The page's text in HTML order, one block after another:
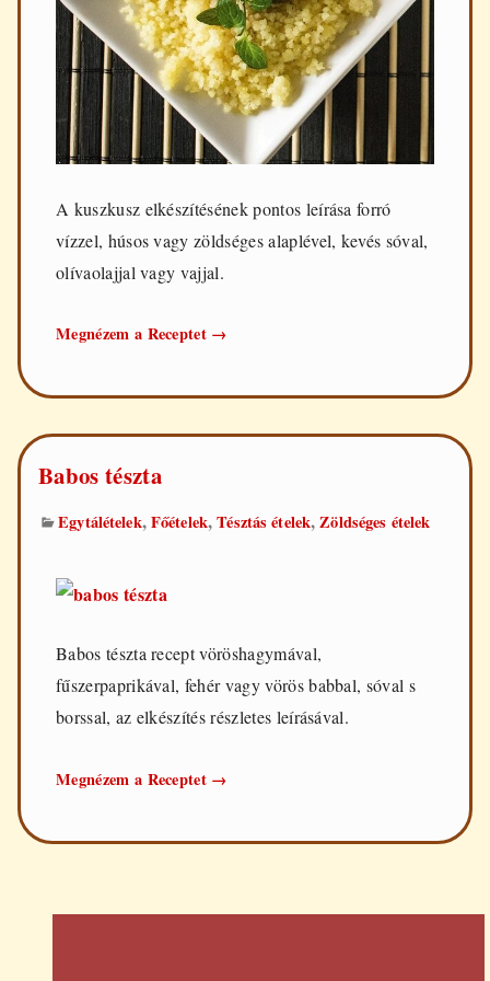
A kuszkusz elkészítésének pontos leírása forró
vízzel, húsos vagy zöldséges alaplével, kevés sóval,
olívaolajjal vagy vajjal.
Megnézem a Receptet Kuszkusz
→
Babos tészta
Egytálételek,Főételek,Tésztás ételek,Zöldséges ételek
Babos tészta recept vöröshagymával,
fűszerpaprikával, fehér vagy vörös babbal, sóval s
borssal, az elkészítés részletes leírásával.
Megnézem a Receptet Babos
→